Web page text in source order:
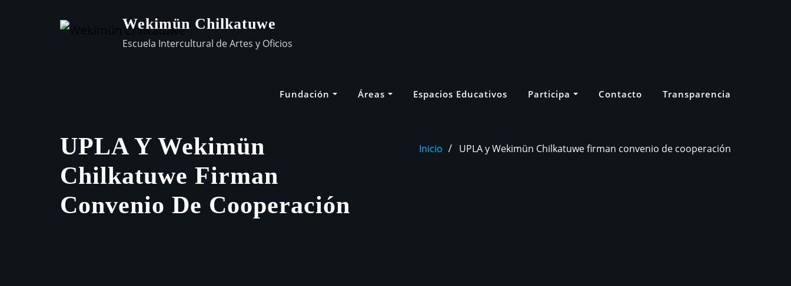
Wekimün Chilkatuwe
Escuela Intercultural de Artes y Oficios
Fundación Áreas Espacios Educativos Participa Contacto Transparencia
UPLA Y Wekimün
Chilkatuwe Firman
Convenio De Cooperación
Inicio UPLA y Wekimün Chilkatuwe firman convenio de cooperación